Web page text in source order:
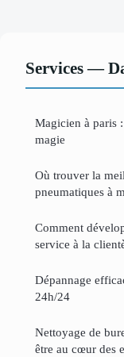
Services —
Magicien à paris
magie
Où trouver la
pneumatiques à
Comment
service à la
Dépannage
24h/24
Nettoyage de
être au cœur des